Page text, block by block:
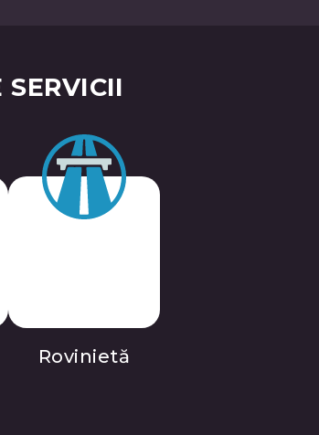
Rovinietă